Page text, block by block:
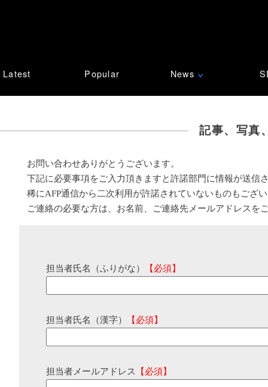
Latest Popular News ∨
記事、写真
お問い合わせありがとうございます。
下記に必要事項をご入力頂きますと許諾部門に情報が送信
稀にAFP通信から二次利用が許諾されていないものもござ
ご連絡の必要な方は、お名前、ご連絡先メールアドレスを
担当者氏名（ふりがな） 【必須】
担当者氏名（漢字） 【必須】
担当者メールアドレス 【必須】